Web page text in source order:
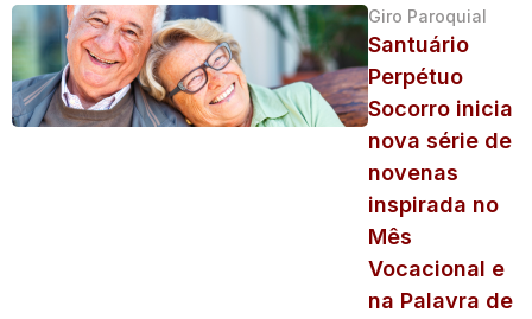
Giro Paroquial
Santuário
Perpétuo
Socorro inicia
nova série de
novenas
inspirada no
Mês
Vocacional e
na Palavra de